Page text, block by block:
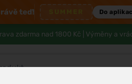
teď! Do
zdarma nad 1800 Kč | Výměny a